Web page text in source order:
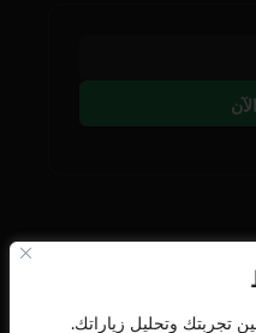
تجربتك وتحليل زياراتك.